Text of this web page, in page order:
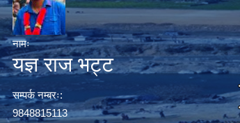
नामः
यज्ञ राज भट्ट
सम्पर्क नम्बरः:
9848815113